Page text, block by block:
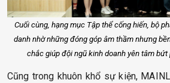
Cuối cùng, hạng mục Tập thể cống hiến, bộ
danh nhờ những đóng góp âm thầm nhưng
chắc giúp đội ngũ kinh doanh yên tâm
Cũng trong khuôn khổ sự kiện,